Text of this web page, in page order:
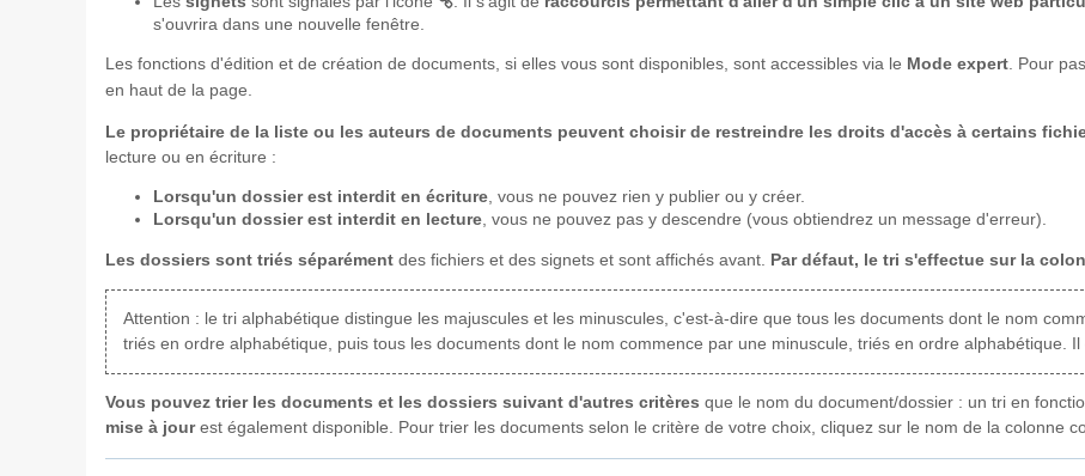
s'ouvrira dans une nouvelle fenêtre.
Les fonctions d'édition et de création de documents, si elles vous sont disponibles, sont accessibles via le Mode expert. Pour
en haut de la page.
Le propriétaire de la liste ou les auteurs de documents peuvent choisir de restreindre les droits d'accès à certains
lecture ou en écriture :
Lorsqu'un dossier est interdit en écriture, vous ne pouvez rien y publier ou y créer.
Lorsqu'un dossier est interdit en lecture, vous ne pouvez pas y descendre (vous obtiendrez un message d'erreur).
Les dossiers sont triés séparément des fichiers et des signets et sont affichés avant. Par défaut, le tri s'effectue sur la
Attention : le tri alphabétique distingue les majuscules et les minuscules, c'est-à-dire que tous les documents dont le nom
triés en ordre alphabétique, puis tous les documents dont le nom commence par une minuscule, triés en ordre alphabétique.
Vous pouvez trier les documents et les dossiers suivant d'autres critères que le nom du document/dossier : un tri en
mise à jourest également disponible. Pour trier les documents selon le critère de votre choix, cliquez sur le nom de la colonne